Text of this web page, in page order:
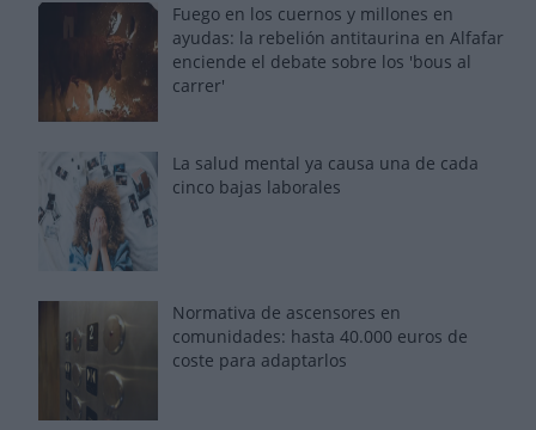
Fuego en los cuernos y millones en
ayudas: la rebelión antitaurina en Alfafar
enciende el debate sobre los 'bous al
carrer'
La salud mental ya causa una de cada
cinco bajas laborales
Normativa de ascensores en
comunidades: hasta 40.000 euros de
coste para adaptarlos